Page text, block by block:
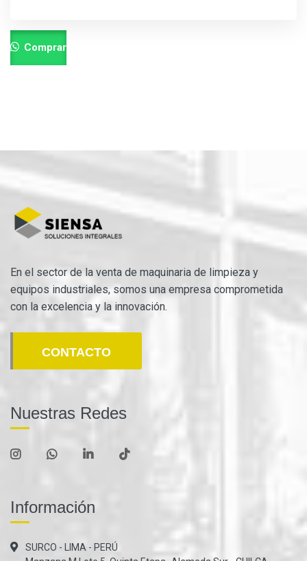
Comprar
En el sector de la venta de maquinaria de limpieza y
equipos industriales, somos una empresa comprometida
con la excelencia y la innovación.
CONTACTO
Nuestras Redes
Información
SURCO - LIMA - PERÚ